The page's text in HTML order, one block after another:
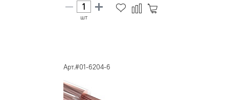
шт
Арт.#01-6204-6